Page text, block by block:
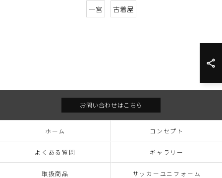
一宮 古着屋
お問い合わせはこちら
ホーム コンセプト
よくある質問 ギャラリー
取扱商品 サッカーユニフォーム